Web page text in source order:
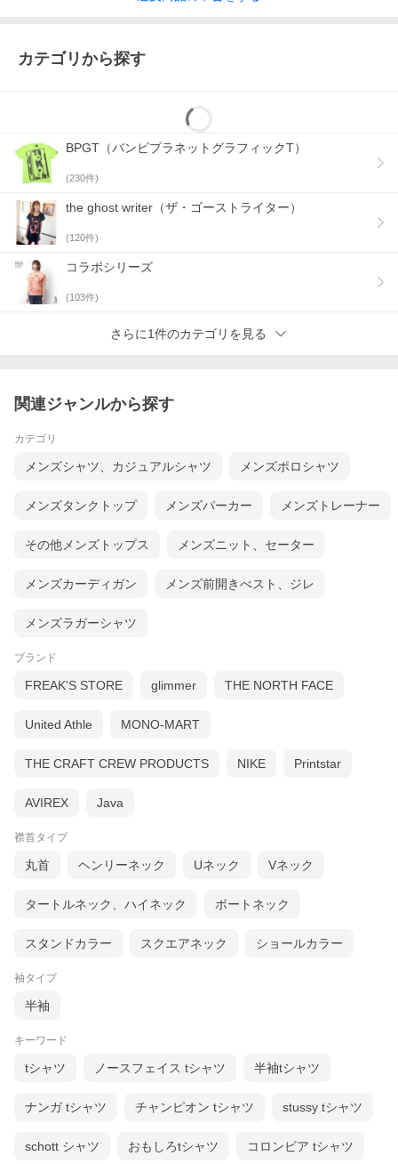
カテゴリから探す
BPGT（バンビプラネットグラフィックT）
(230件)
the ghost writer（ザ・ゴーストライター）
(120件)
コラボシリーズ
(103件)
さらに1件のカテゴリを見る
関連ジャンルから探す
カテゴリ
メンズシャツ、カジュアルシャツ メンズポロシャツ
メンズタンクトップ メンズパーカー メンズトレーナー
その他メンズトップス メンズニット、セーター
メンズカーディガン メンズ前開きべスト、ジレ
メンズラガーシャツ
ブランド
FREAK'S STORE glimmer THE NORTH FACE
United Athle MONO-MART
THE CRAFT CREW PRODUCTS NIKE Printstar
AVIREX Java
襟首タイプ
丸首 ヘンリーネック Uネック Vネック
タートルネック、ハイネック ボートネック
スタンドカラー スクエアネック ショールカラー
袖タイプ
半袖
キーワード
tシャツ ノースフェイス tシャツ 半袖tシャツ
ナンガ tシャツ チャンピオン tシャツ stussy tシャツ
schott シャツ おもしろtシャツ コロンビア tシャツ